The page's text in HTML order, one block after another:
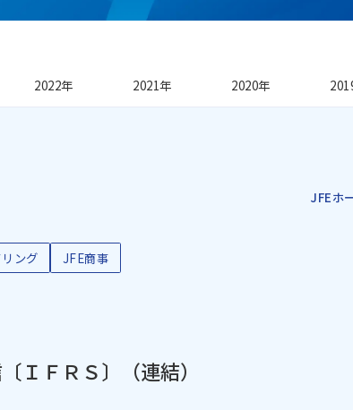
2022年 2021年 2020年
JFEホ
ング JFE商事
ＩＦＲＳ〕（連結）